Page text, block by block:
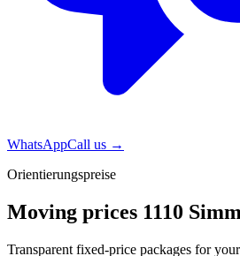
WhatsAppCall us →
Orientierungspreise
Moving prices 1110
Transparent fixed-price packages for